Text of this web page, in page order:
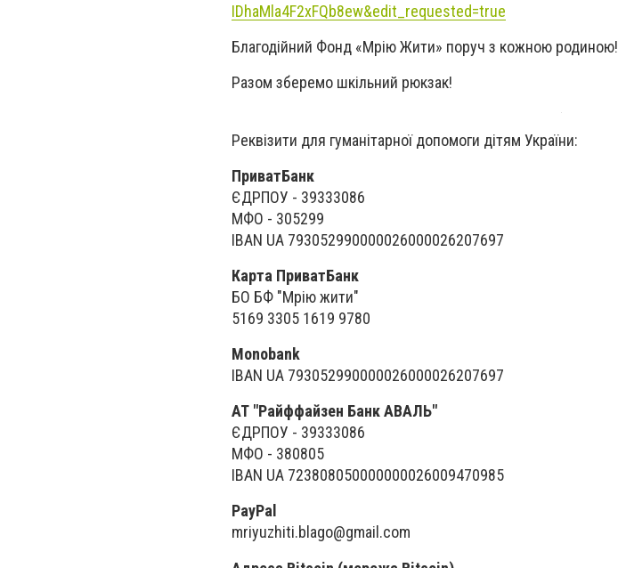
IDhaMla4F2xFQb8ew&edit_requested=true
Благодійний Фонд «Мрію Жити» поруч з кожною родиною!
Разом зберемо шкільний рюкзак!
Реквізити для гуманітарної допомоги дітям України:
ПриватБанк
ЄДРПОУ - 39333086
МФО - 305299
IBAN UA 793052990000026000026207697
Карта ПриватБанк
БО БФ "Мрію жити"
5169 3305 1619 9780
Monobank
IBAN UA 793052990000026000026207697
АТ "Райффайзен Банк АВАЛЬ"
ЄДРПОУ - 39333086
МФО - 380805
IBAN UA 723808050000000026009470985
PayPal
mriyuzhiti.blago@gmail.com